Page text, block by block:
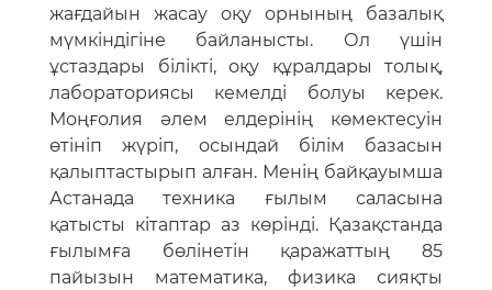
жағдайын жасау оқу орнының базалық
мүмкіндігіне байланысты. Ол үшін
ұстаздары білікті, оқу құралдары толық,
лабораториясы кемелді болуы керек.
Моңғолия әлем елдерінің көмектесуін
өтініп жүріп, осындай білім базасын
қалыптастырып алған. Менің байқауымша
Астанада техника ғылым саласына
қатысты кітаптар аз көрінді. Қазақстанда
ғылымға бөлінетін қаражаттың 85
пайызын математика, физика сияқты